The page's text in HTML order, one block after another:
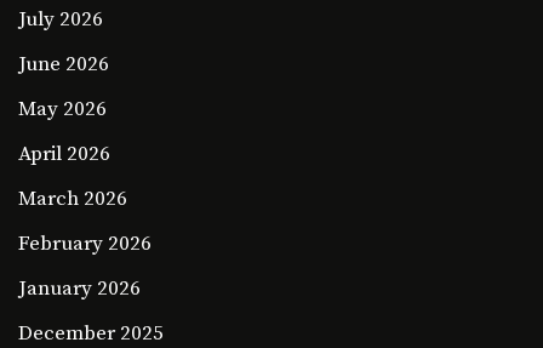
July 2026
June 2026
May 2026
April 2026
March 2026
February 2026
January 2026
December 2025